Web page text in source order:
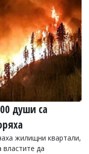
души са
жилищни квартали,
властите да